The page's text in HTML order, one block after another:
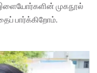
இளையோர்களின் முகநூல்
பார்க்கிறோம்.